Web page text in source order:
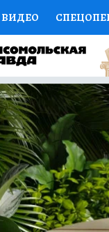
ВИДЕО
НАУКА
ПОЛКА
РЕКЛАМА